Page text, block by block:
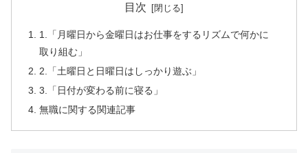
目次
1.「月曜日から金曜日はお仕事をするリズムで何かに
取り組む」
2.「土曜日と日曜日はしっかり遊ぶ」
3.「日付が変わる前に寝る」
無職に関する関連記事